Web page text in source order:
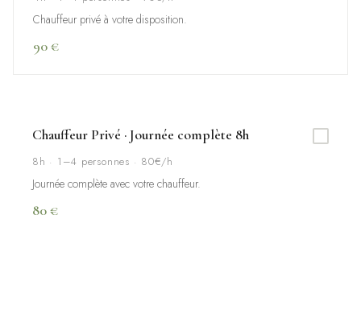
Chauffeur privé à votre disposition.
90 €
Chauffeur Privé · Journée complète 8h
8h · 1–4 personnes · 80€/h
Journée complète avec votre chauffeur.
80 €